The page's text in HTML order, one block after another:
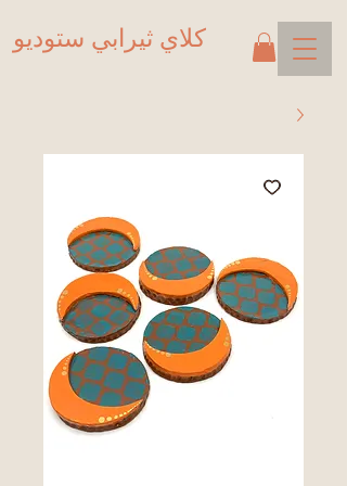
كلاي ثيرابي ستوديو